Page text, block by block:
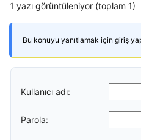
1 yazı görüntüleniyor (toplam 1)
Bu konuyu yanıtlamak için giriş
Kullanıcı adı:
Parola: